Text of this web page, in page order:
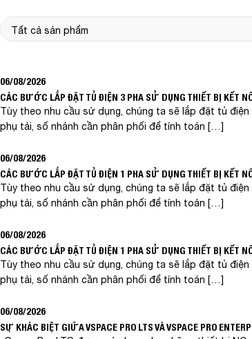
06/08/2026
CÁC BƯỚC LẮP ĐẶT TỦ ĐIỆN 3 PHA SỬ DỤNG THIẾT BỊ KẾT
Tùy theo nhu cầu sử dụng, chúng ta sẽ lắp đặt tủ
phụ tải, số nhánh cần phân phối để tính toán […]
06/08/2026
CÁC BƯỚC LẮP ĐẶT TỦ ĐIỆN 1 PHA SỬ DỤNG THIẾT BỊ KẾT
Tùy theo nhu cầu sử dụng, chúng ta sẽ lắp đặt tủ
phụ tải, số nhánh cần phân phối để tính toán […]
06/08/2026
CÁC BƯỚC LẮP ĐẶT TỦ ĐIỆN 1 PHA SỬ DỤNG THIẾT BỊ KẾT
Tùy theo nhu cầu sử dụng, chúng ta sẽ lắp đặt tủ
phụ tải, số nhánh cần phân phối để tính toán […]
06/08/2026
SỰ KHÁC BIỆT GIỮA VSPACE PRO LTS VÀ VSPACE PRO